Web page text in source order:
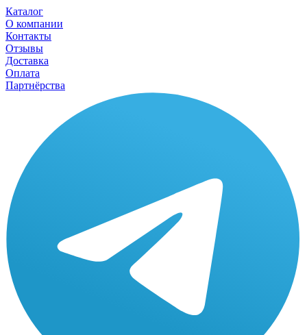
Каталог
О компании
Контакты
Отзывы
Доставка
Оплата
Партнёрства